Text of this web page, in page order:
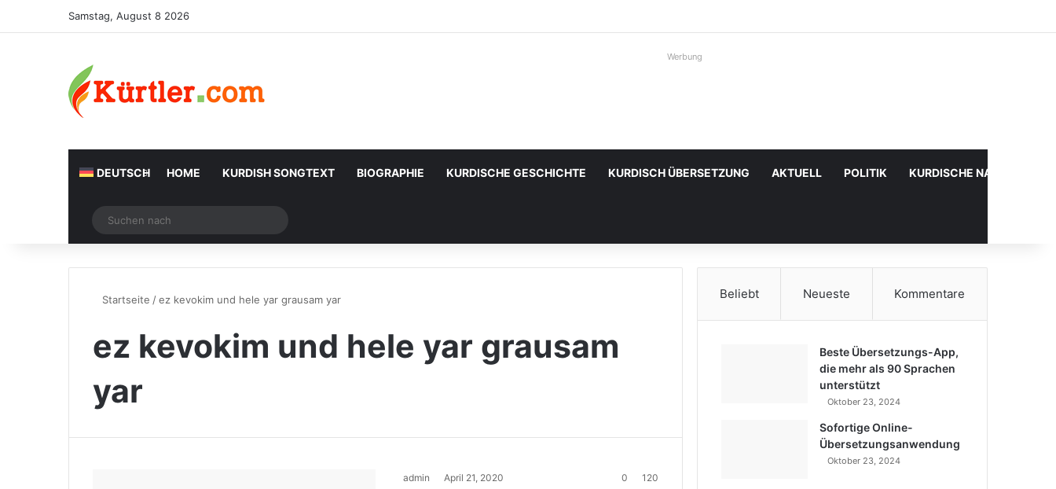
Samstag, August 8 2026
Werbung
DEUTSCH HOME KURDISH SONGTEXT BIOGRAPHIE KURDISCHE GESCHICHTE KURDISCH ÜBERSETZUNG AKTUELL POLITIK KURDISCHE
Zufälliger Artikel
nach
Startseite /ez kevokim und hele yar grausam yar
ez kevokim und hele yar grausam
yar
admin April 21, 2020 0 120
Beliebt Neueste Kommentare
Beste Übersetzungs-App,
die mehr als 90 Sprachen
unterstützt
Oktober 23, 2024
Sofortige Online-
Übersetzungsanwendung
Oktober 23, 2024